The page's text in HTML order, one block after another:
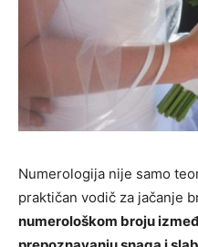
Numerologija nije samo
praktičan vodič za jačanje
numerološkom broju